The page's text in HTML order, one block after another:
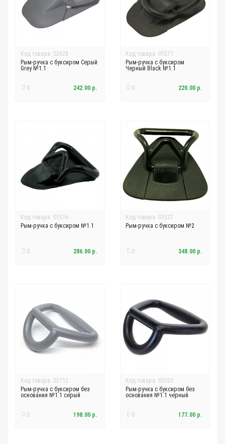
Код товара: 02628
Рым-ручка с буксиром Серый
Grey №1.1
0 242.00 р.
Код товара: 01571
Рым-ручка с буксиром
Черный Black №1.1
0 220.00 р.
Код товара: 01516
Рым-ручка с буксиром №1.1
0 286.00 р.
Код товара: 01527
Рым-ручка с буксиром №2
0 348.00 р.
Код товара: 02712
Рым-ручка с буксиром без
основания №1.1 серый
0 198.00 р.
Код товара: 02553
Рым-ручка с буксиром без
основания №1.1 черный
0 177.00 р.